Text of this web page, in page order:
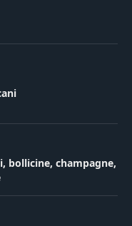
bollicine, champagne,